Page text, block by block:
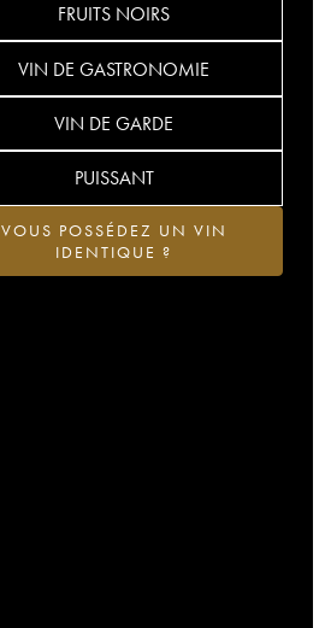
FRUITS NOIRS
VIN DE GASTRONOMIE
VIN DE GARDE
PUISSANT
VOUS POSSÉDEZ UN VIN
IDENTIQUE ?